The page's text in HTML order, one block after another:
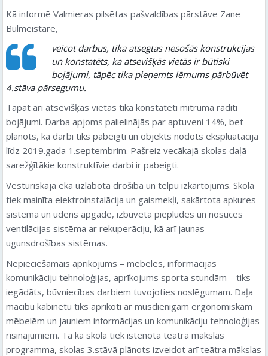
Kā informē Valmieras pilsētas pašvaldības pārstāve Zane
Bulmeistare,
veicot darbus, tika atsegtas nesošās konstrukcijas
un konstatēts, ka atsevišķās vietās ir būtiski
bojājumi, tāpēc tika pieņemts lēmums pārbūvēt
4.stāva pārsegumu.
Tāpat arī atsevišķās vietās tika konstatēti mitruma radīti
bojājumi. Darba apjoms palielinājās par aptuveni 14%, bet
plānots, ka darbi tiks pabeigti un objekts nodots ekspluatācijā
līdz 2019.gada 1.septembrim. Pašreiz vecākajā skolas daļā
sarežģītākie konstruktīvie darbi ir pabeigti.
Vēsturiskajā ēkā uzlabota drošība un telpu izkārtojums. Skolā
tiek mainīta elektroinstalācija un gaismekļi, sakārtota apkures
sistēma un ūdens apgāde, izbūvēta pieplūdes un nosūces
ventilācijas sistēma ar rekuperāciju, kā arī jaunas
ugunsdrošības sistēmas.
Nepieciešamais aprīkojums – mēbeles, informācijas
komunikāciju tehnoloģijas, aprīkojums sporta stundām – tiks
iegādāts, būvniecības darbiem tuvojoties noslēgumam. Daļa
mācību kabinetu tiks aprīkoti ar mūsdienīgām ergonomiskām
mēbelēm un jauniem informācijas un komunikāciju tehnoloģijas
risinājumiem. Tā kā skolā tiek īstenota teātra mākslas
programma, skolas 3.stāvā plānots izveidot arī teātra mākslas